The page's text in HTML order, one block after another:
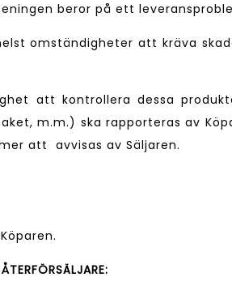
beror på ett
omständigheter att kräva
att kontrollera dessa
m.m.) ska rapporteras av
att avvisas av Säljaren.